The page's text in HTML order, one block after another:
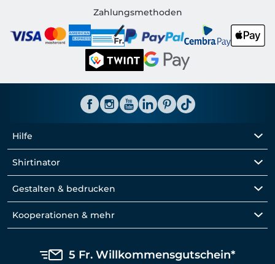
Shirtinator CH
Zahlungsmethoden
Hilfe
Shirtinator
Gestalten & bedrucken
Kooperationen & mehr
5 Fr. Willkommensgutschein*